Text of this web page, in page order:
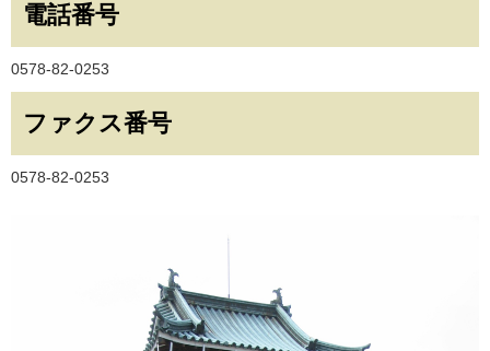
電話番号
0578-82-0253
ファクス番号
0578-82-0253